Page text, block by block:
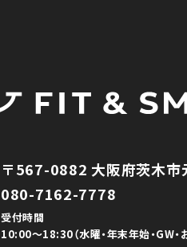
〒567-0882 大阪府茨木市
080-7162-7778
受付時間
10:00〜18:30（水曜・年末年始・GW・